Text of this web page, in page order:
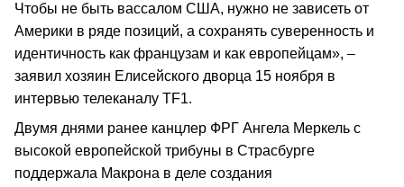
Чтобы не быть вассалом США, нужно не зависеть от
Америки в ряде позиций, а сохранять суверенность и
идентичность как французам и как европейцам», –
заявил хозяин Елисейского дворца 15 ноября в
интервью телеканалу TF1.
Двумя днями ранее канцлер ФРГ Ангела Меркель с
высокой европейской трибуны в Страсбурге
поддержала Макрона в деле создания